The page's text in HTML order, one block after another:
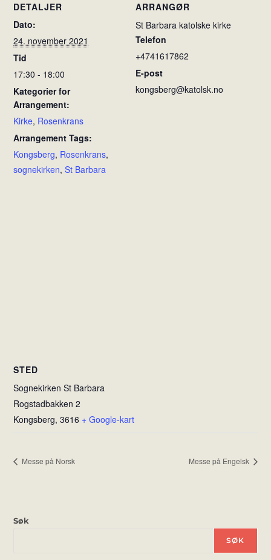
DETALJER
Dato:
24. november 2021
Tid
17:30 - 18:00
Kategorier for
Arrangement:
Kirke, Rosenkrans
Arrangement Tags:
Kongsberg, Rosenkrans,
sognekirken,St Barbara
ARRANGØR
St Barbara katolske kirke
Telefon
+4741617862
E-post
kongsberg@katolsk.no
STED
Sognekirken St Barbara
Rogstadbakken 2
Kongsberg, 3616 + Google-kart
Messe på Norsk Messe på Engelsk
Søk
SØK